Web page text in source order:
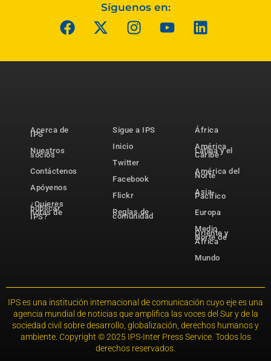
Síguenos en:
Acerca de
IPS
Nuestros
socios
Contáctenos
Apóyenos
¿Quieres
publicar
notas de
IPS?
Sigue a IPS
Inicio
Twitter
Facebook
Flickr
Reglas de
comunidad
África
América
Latina y el
Caribe
América del
Norte
Asia-
Pacífico
Europa
Medio
Oriente y
Norte de
África
Mundo
IPS es una institución internacional de comunicación cuyo eje es una
agencia mundial de noticias que amplifica las voces del Sur y de la
sociedad civil sobre desarrollo, globalización, derechos humanos y
ambiente. Copyright © 2025 IPS-Inter Press Service. Todos los
derechos reservados.